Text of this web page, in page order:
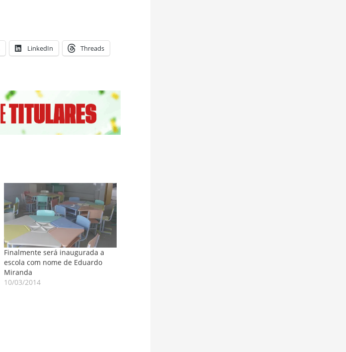
LinkedIn Threads
Finalmente será inaugurada a
escola com nome de Eduardo
Miranda
10/03/2014